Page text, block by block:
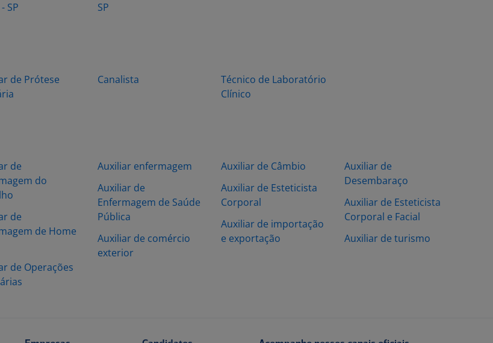
SP
SP
de Prótese
Canalista
Técnico de Laboratório
Clínico
de
do
de
de Home
de Operações
Auxiliar enfermagem
Auxiliar de
Enfermagem de Saúde
Pública
Auxiliar de comércio
exterior
Auxiliar de Câmbio
Auxiliar de Esteticista
Corporal
Auxiliar de importação
e exportação
Auxiliar de
Desembaraço
Auxiliar de Esteticista
Corporal e Facial
Auxiliar de turismo